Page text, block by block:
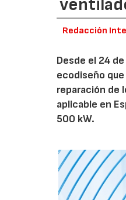
Redacción
Desde el 24
ecodiseño
reparación de
aplicable en
500 kW.